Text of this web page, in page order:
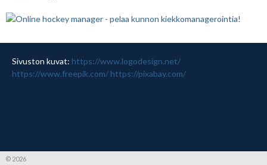
Sivuston kuvat: https://www.logodesign.net/
https://www.freepik.com/ https://pixabay.com/
© 2026